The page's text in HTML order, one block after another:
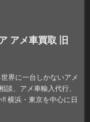
アメ車買取 旧
界に一台しかないアメ
談、アメ車輸入代行、
横浜・東京を中心に日